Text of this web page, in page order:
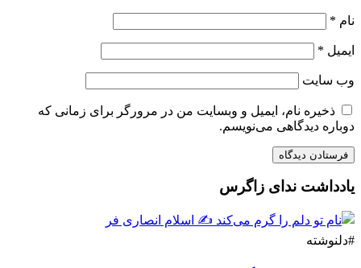
نام *
ایمیل *
وب‌ سایت
ذخیره نام، ایمیل و وبسایت من در مرورگر برای زمانی که
دوباره دیدگاهی می‌نویسم.
یادداشت ندای زاگرس
#دلنوشته